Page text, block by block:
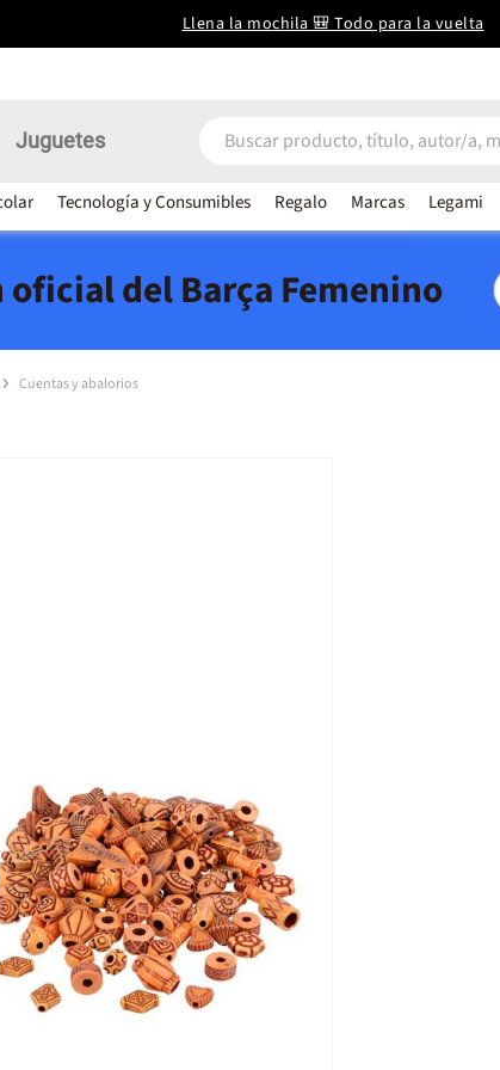
Llena la mochila 🎒 Todo para la vuelta
Tecnología y Consumibles Regalo Marcas Legami
Juguetes
del Barça Femenino
Cuentas y abalorios